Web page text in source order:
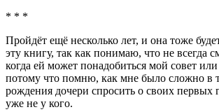
* * *
Пройдёт ещё несколько лет, и она тоже
эту книгу, так как понимаю, что не всегда
когда ей может понадобиться мой совет
потому что помню, как мне было сложно в
рождения дочери спросить о своих первых
уже не у кого.